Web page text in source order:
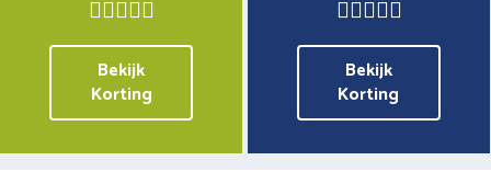
Bekijk
Korting
Bekijk
Korting